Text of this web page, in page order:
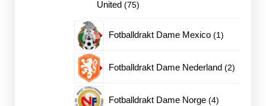
United 7575
produkter
Fotballdrakt Dame Mexico 11
Fotballdrakt Dame Nederland 22
Fotballdrakt Dame Norge 44